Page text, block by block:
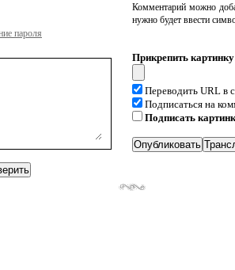
пароля
Комментарий можно
нужно будет ввести
Прикрепить
Переводить URL в
Подписаться на
Подписать